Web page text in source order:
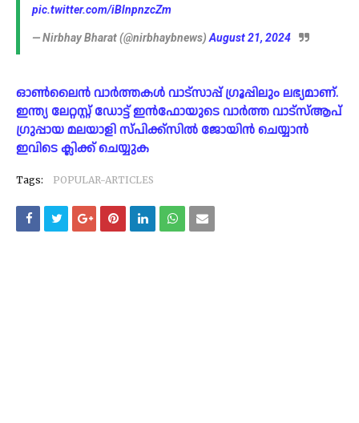
pic.twitter.com/iBlnpnzcZm
— Nirbhay Bharat (@nirbhaybnews) August 21, 2024
ഓൺലൈൻ വാർത്തകൾ വാട്സാപ്പ് ഗ്രൂപ്പിലും ലഭ്യമാണ്.
ഇന്ത്യ ലേറ്റസ്റ്റ് ഡോട്ട് ഇൻഫോയുടെ വാർത്ത വാട്സ്ആപ്
ഗ്രുപ്പായ മലയാളി സ്പിക്ക്സിൽ ജോയിൻ ചെയ്യാൻ
ഇവിടെ ക്ലിക്ക് ചെയ്യുക
Tags: POPULAR-ARTICLES